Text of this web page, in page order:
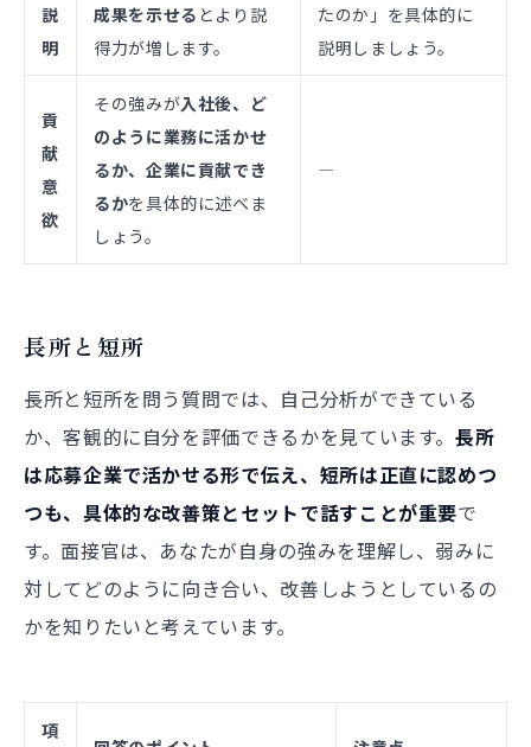
説
明
成果を示せる とより説
得力が増します。
たのか」を具体的に
説明しましょう。
貢
献
意
欲
その強みが入社後、ど
のように業務に活かせ
るか、企業に貢献でき
るかを具体的に述べま
しょう。
―
長所と短所
長所と短所を問う質問では、自己分析ができている
か、客観的に自分を評価できるかを見ています。長所
は応募企業で活かせる形で伝え、短所は正直に認めつ
つも、具体的な改善策とセットで話すことが重要で
す。面接官は、あなたが自身の強みを理解し、弱みに
対してどのように向き合い、改善しようとしているの
かを知りたいと考えています。
項